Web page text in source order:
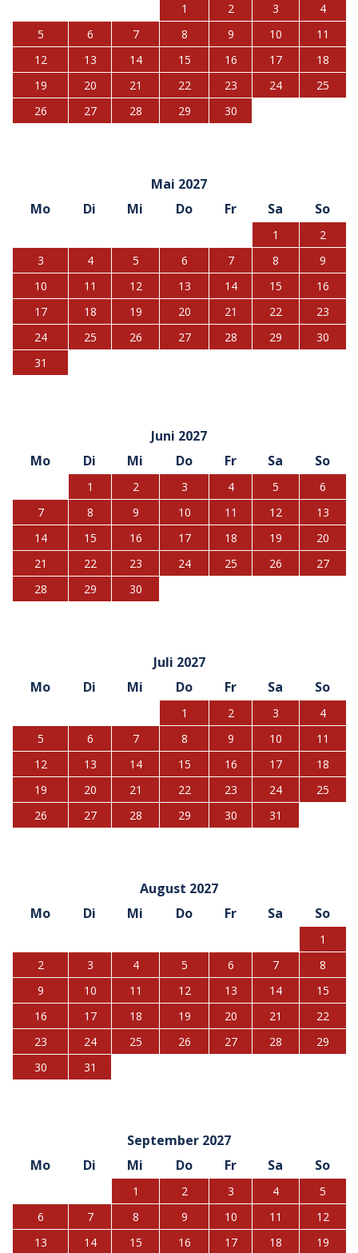
1 2 3
4
5
6 7 8 9 10
11
12
13 14 15 16 17
18
19
20 21 22 23 24
25
26
27 28 29 30
Mai 2027
Mo
Di Mi Do Fr Sa So
1
2
3
4 5 6 7 8
9
10
11 12 13 14 15
16
17
18 19 20 21 22
23
24
25 26 27 28 29
30
31
Juni 2027
Mo
Di Mi Do Fr Sa So
1 2 3 4 5
6
7
8 9 10 11 12
13
14
15 16 17 18 19
20
21
22 23 24 25 26
27
28
29 30
Juli 2027
Mo
Di Mi Do Fr Sa So
1 2 3
4
5
6 7 8 9 10
11
12
13 14 15 16 17
18
19
20 21 22 23 24
25
26
27 28 29 30 31
August 2027
Mo
Di Mi Do Fr Sa So
1
2
3 4 5 6 7
8
9
10 11 12 13 14
15
16
17 18 19 20 21
22
23
24 25 26 27 28
29
30
31
September 2027
Mo
Di Mi Do Fr Sa So
1 2 3 4
5
6
7 8 9 10 11
12
13
14 15 16 17 18 19